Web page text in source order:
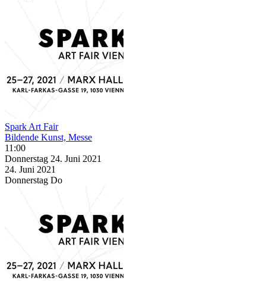
Spark Art Fair
Bildende Kunst, Messe
11:00
Donnerstag 24. Juni 2021
24. Juni 2021
Donnerstag Do